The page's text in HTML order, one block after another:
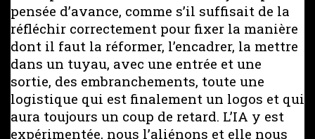
pensée d’avance, comme s’il suffisait de la
réfléchir correctement pour fixer la manière
dont il faut la réformer, l’encadrer, la mettre
dans un tuyau, avec une entrée et une
sortie, des embranchements, toute une
logistique qui est finalement un logos et qui
aura toujours un coup de retard. L’IA y est
expérimentée, nous l’aliénons et elle nous